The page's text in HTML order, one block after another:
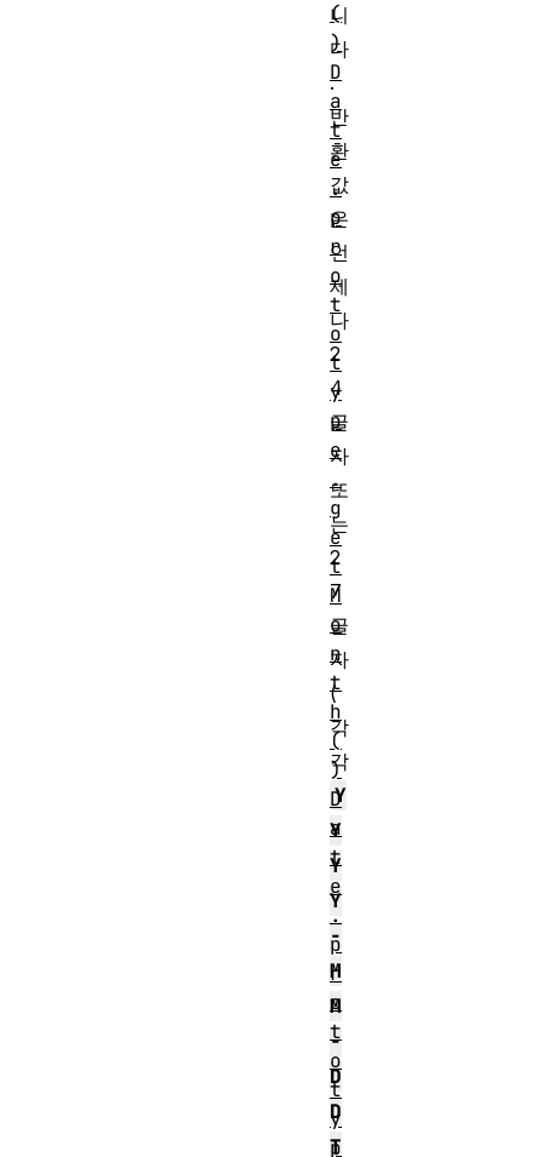
니
다
.
반
환
값
은
언
제
나
2
4
글
자
또
는
2
7
글
자
(
각
각
Y
Y
Y
Y
-
M
M
-
D
D
T
(
)
D
a
t
e
.
p
r
o
t
o
t
y
p
e
.
g
e
t
M
o
n
t
h
(
)
D
a
t
e
.
p
r
o
t
o
t
y
p